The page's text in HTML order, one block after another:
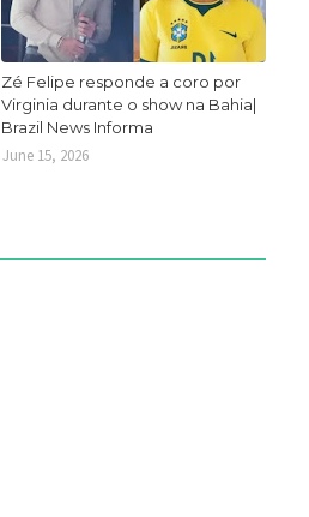
Zé Felipe responde a coro por
Virginia durante o show na Bahia|
Brazil News Informa
June 15, 2026